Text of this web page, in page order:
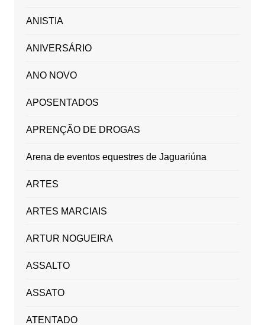
ANISTIA
ANIVERSÁRIO
ANO NOVO
APOSENTADOS
APRENÇÃO DE DROGAS
Arena de eventos equestres de Jaguariúna
ARTES
ARTES MARCIAIS
ARTUR NOGUEIRA
ASSALTO
ASSATO
ATENTADO